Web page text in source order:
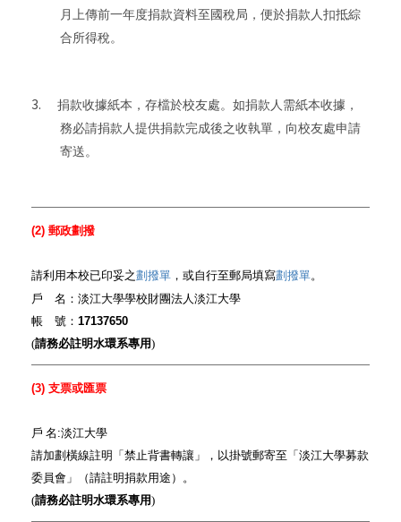
月上傳前一年度捐款資料至國稅局，便於捐款人扣抵綜
合所得稅。
3.
捐款收據紙本，存檔於校友處。如捐款人需紙本收據，
務必請捐款人提供捐款完成後之收執單，向校友處申請
寄送。
(2) 郵政劃撥
請利用本校已印妥之劃撥單 ，或自行至郵局填寫劃撥單。
戶 名：淡江大學學校財團法人淡江大學
帳 號： 17137650
(請務必註明水環系專用)
(3) 支票或匯票
戶 名 :淡江大學
請加劃橫線註明「禁止背書轉讓」，以掛號郵寄至「淡江大學募款
委員會」（請註明捐款用途）。
(請務必註明水環系專用)